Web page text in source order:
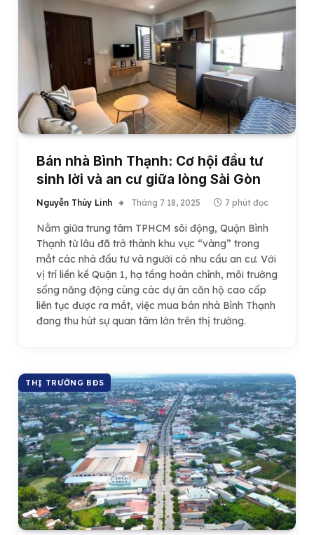
Bán nhà Bình Thạnh: Cơ hội đầu tư
sinh lời và an cư giữa lòng Sài Gòn
Nguyễn Thùy Linh Tháng 7 18, 2025 7 phút đọc
Nằm giữa trung tâm TPHCM sôi động, Quận Bình
Thạnh từ lâu đã trở thành khu vực “vàng” trong
mắt các nhà đầu tư và người có nhu cầu an cư. Với
vị trí liền kề Quận 1, hạ tầng hoàn chỉnh, môi trường
sống năng động cùng các dự án căn hộ cao cấp
liên tục được ra mắt, việc mua bán nhà Bình Thạnh
đang thu hút sự quan tâm lớn trên thị trường.
THỊ TRƯỜNG BĐS